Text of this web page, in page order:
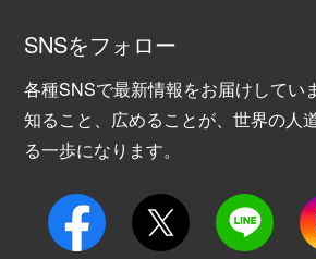
SNSをフォロー
各種SNSで最新情報をお届けしてい
知ること、広めることが、世界の人
る一歩になります。